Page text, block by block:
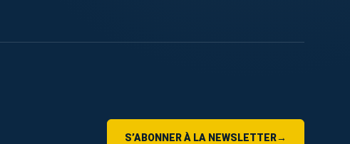
S’ABONNER À LA NEWSLETTER→